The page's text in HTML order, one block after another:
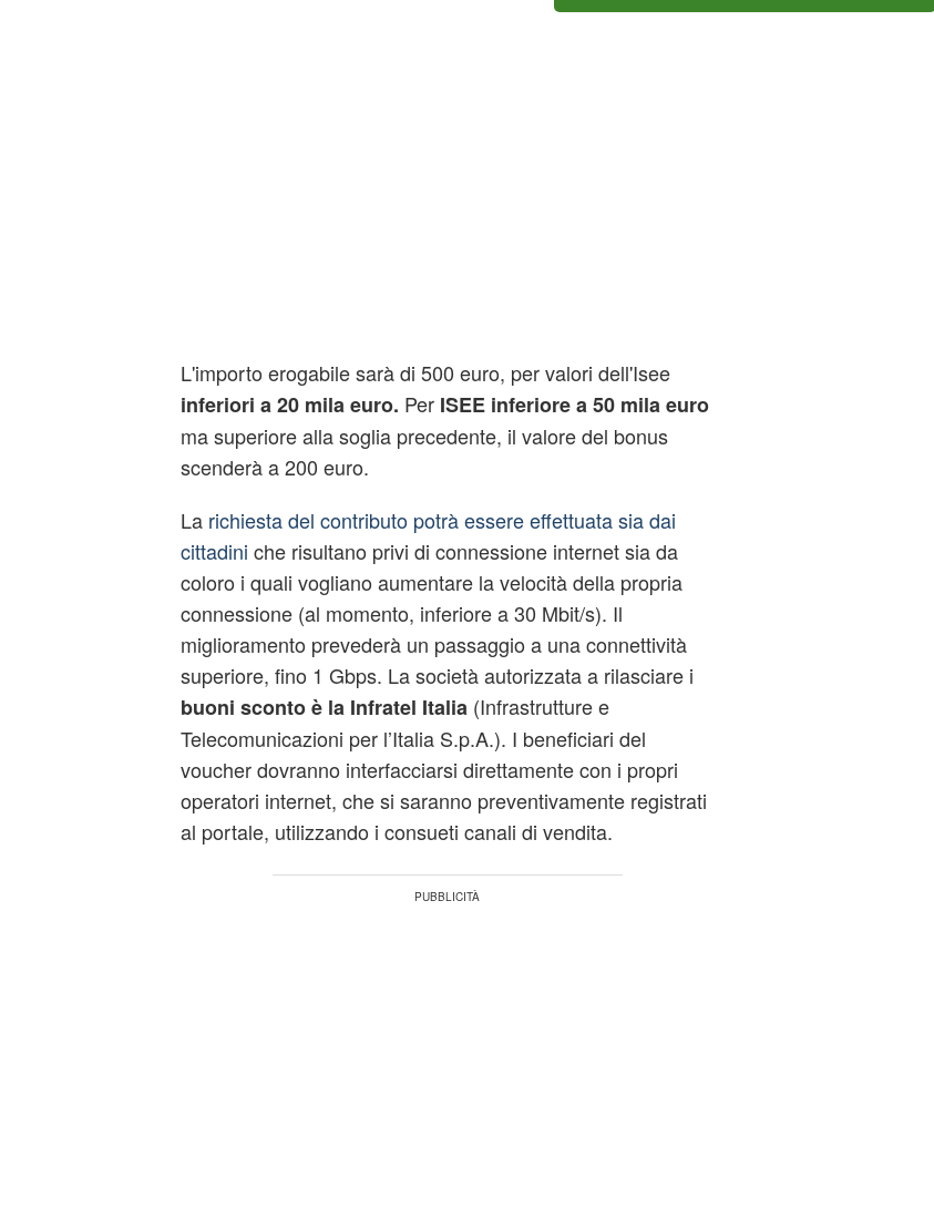
L'importo erogabile sarà di 500 euro, per valori dell'Isee
inferiori a 20 mila euro. Per ISEE inferiore a 50 mila euro
ma superiore alla soglia precedente, il valore del bonus
scenderà a 200 euro.
Larichiesta del contributo potrà essere effettuata sia dai
cittadini che risultano privi di connessione internet sia da
coloro i quali vogliano aumentare la velocità della propria
connessione (al momento, inferiore a 30 Mbit/s). Il
miglioramento prevederà un passaggio a una connettività
superiore, fino 1 Gbps. La società autorizzata a rilasciare i
buoni sconto è la Infratel Italia (Infrastrutture e
Telecomunicazioni per l’Italia S.p.A.). I beneficiari del
voucher dovranno interfacciarsi direttamente con i propri
operatori internet, che si saranno preventivamente registrati
al portale, utilizzando i consueti canali di vendita.